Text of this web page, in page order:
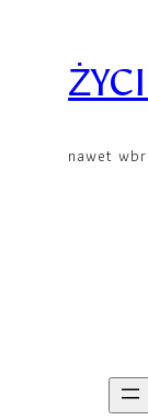
content
nawet